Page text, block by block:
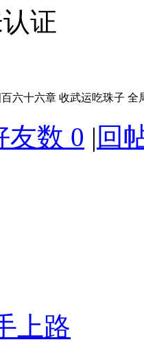
证
六十六章 收武运吃珠子 全
友数 0 | 回
上路